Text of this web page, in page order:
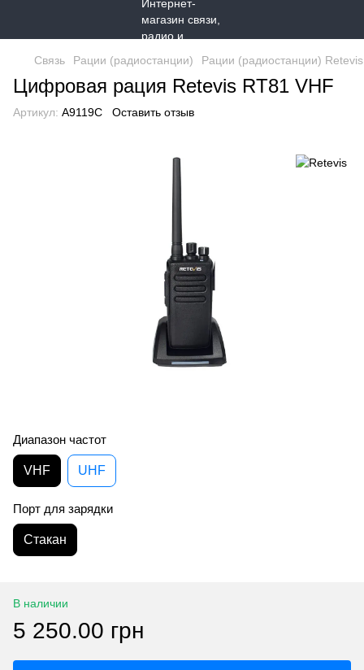
Связь Рации (радиостанции) Рации (радиостанции) Retevis
Цифровая рация Retevis RT81 VHF
Артикул: A9119C Оставить отзыв
Диапазон частот
VHF UHF
Порт для зарядки
Стакан
В наличии
5 250.00 грн